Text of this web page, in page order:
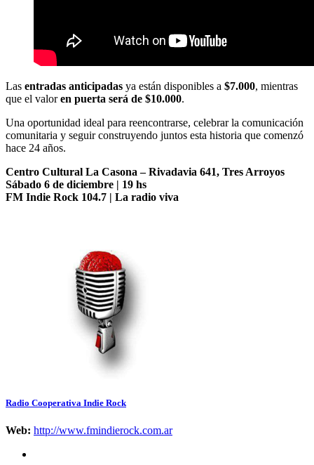
Las entradas anticipadas ya están disponibles a $7.000, mientras
que el valoren puerta será de $10.000.
Una oportunidad ideal para reencontrarse, celebrar la comunicación
comunitaria y seguir construyendo juntos esta historia que comenzó
hace 24 años.
Centro Cultural La Casona – Rivadavia 641, Tres Arroyos
Sábado 6 de diciembre | 19 hs
FM Indie Rock 104.7 | La radio viva
Radio Cooperativa Indie Rock
Web: http://www.fmindierock.com.ar